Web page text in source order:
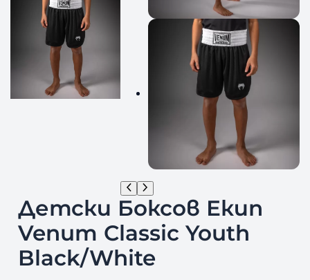
Детски Боксов Екип
Venum Classic Youth
Black/White